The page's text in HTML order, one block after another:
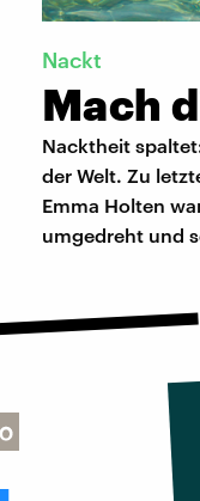
Nackt
Mach
Nacktheit
der Welt. Zu
Emma Holten
umgedreht und